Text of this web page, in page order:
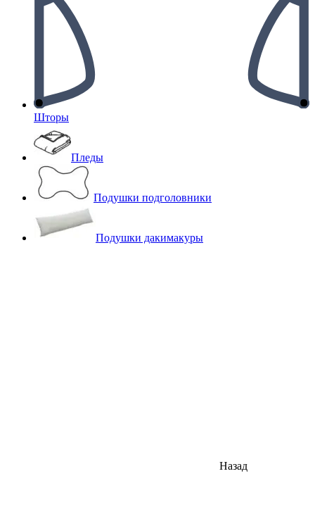
Шторы
Пледы
Подушки подголовники
Подушки дакимакуры
Назад